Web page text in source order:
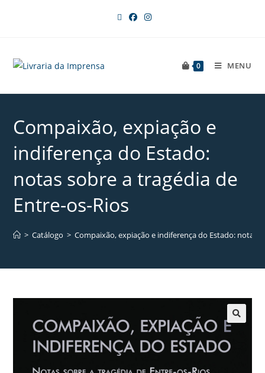
0 MENU
Compaixão, expiação e
indiferença do Estado:
notas sobre a tragédia de
Entre-os-Rios
> Catálogo > Compaixão, expiação e indiferença do Estado: notas